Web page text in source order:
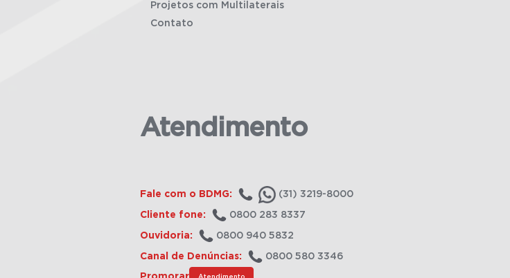
Projetos com Multilaterais
Contato
Atendimento
Fale com o BDMG: (31) 3219-8000
Cliente fone: 0800 283 8337
Ouvidoria: 0800 940 5832
Canal de Denúncias: 0800 580 3346
Atendimento